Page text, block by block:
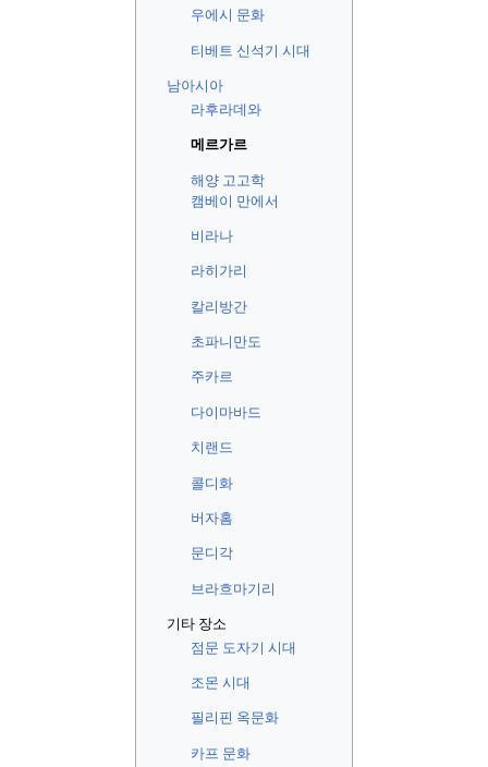
우에시 문화
티베트 신석기 시대
남아시아
라후라데와
메르가르
해양 고고학
캠베이 만에서
비라나
라히가리
칼리방간
초파니만도
주카르
다이마바드
치랜드
콜디화
버자홈
문디각
브라흐마기리
기타 장소
점문 도자기 시대
조몬 시대
필리핀 옥문화
카프 문화